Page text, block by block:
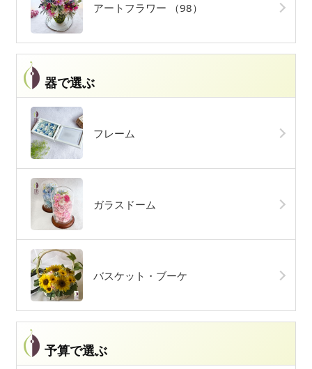
アートフラワー （98）
器で選ぶ
フレーム
ガラスドーム
バスケット・ブーケ
予算で選ぶ